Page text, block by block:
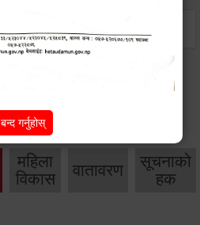
महिला
विकास
वातावरण
सूचनाको
हक
बन्द गर्नुहोस्